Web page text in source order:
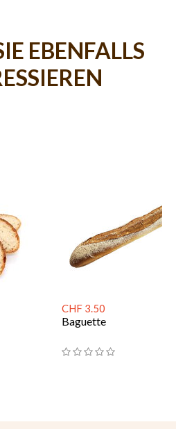
EBENFALLS
CHF 3.50
Baguette